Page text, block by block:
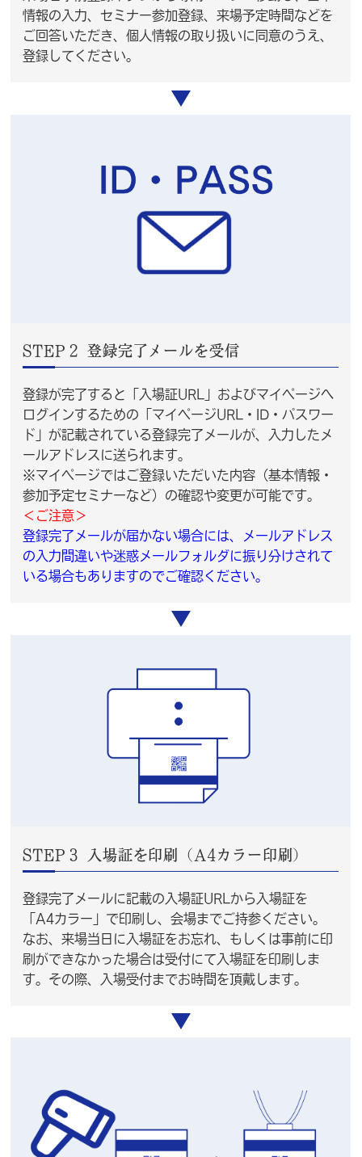
情報の入力、セミナー参加登録、来場予定時間などを
ご回答いただき、個人情報の取り扱いに同意のうえ、
登録してください。
STEP２ 登録完了メールを受信
登録が完了すると「入場証URL」およびマイページへ
ログインするための「マイページURL・ID・パスワー
ド」が記載されている登録完了メールが、入力したメ
ールアドレスに送られます。
※マイページではご登録いただいた内容（基本情報・
参加予定セミナーなど）の確認や変更が可能です。
＜ご注意＞
登録完了メールが届かない場合には、メールアドレス
の入力間違いや迷惑メールフォルダに振り分けされて
いる場合もありますのでご確認ください。
STEP３ 入場証を印刷（A4カラー印刷）
登録完了メールに記載の入場証URLから入場証を
「A4カラー」で印刷し、会場までご持参ください。
なお、来場当日に入場証をお忘れ、もしくは事前に印
刷ができなかった場合は受付にて入場証を印刷しま
す。その際、入場受付までお時間を頂戴します。